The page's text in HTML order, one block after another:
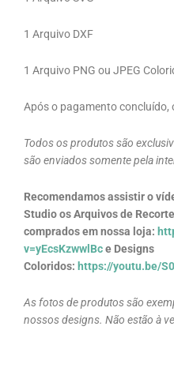
1 Arquivo DXF
1 Arquivo PNG ou JPEG
Após o pagamento concluído,
Todos os produtos são
são enviados somente pela
Recomendamos assistir o
Studio os Arquivos de
comprados em nossa loja:
v=yEcsKzwwlBce Designs
Coloridos: https://youtu.be/
As fotos de produtos são
nossos designs. Não estão à